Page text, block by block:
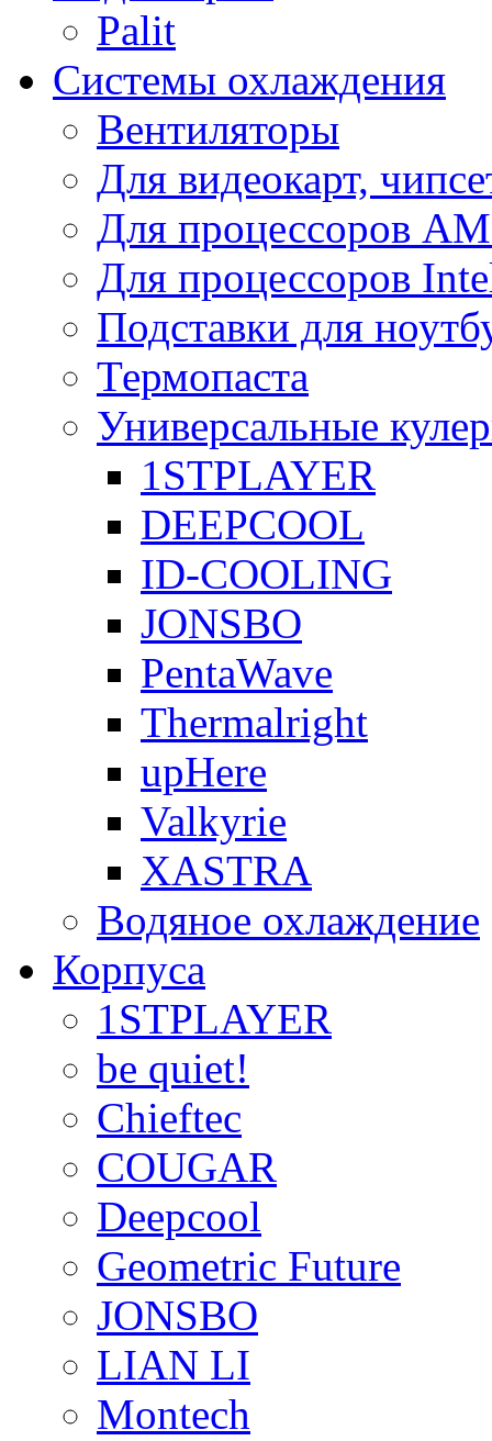
Palit
Системы охлаждения
Вентиляторы
Для видеокарт,
Для процессоров
Для процессоров
Подставки для
Термопаста
Универсальные
1STPLAYER
DEEPCOOL
ID-COOLING
JONSBO
PentaWave
Thermalright
upHere
Valkyrie
XASTRA
Водяное охлаждение
Корпуса
1STPLAYER
be quiet!
Chieftec
COUGAR
Deepcool
Geometric Future
JONSBO
LIAN LI
Montech